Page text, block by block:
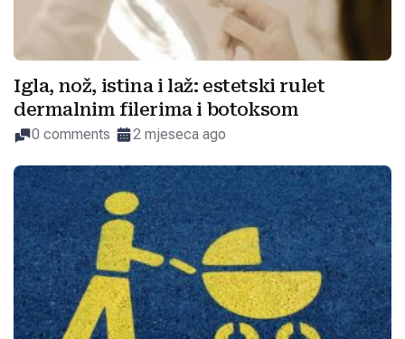
Igla, nož, istina i laž: estetski rulet
dermalnim filerima i botoksom
0 comments 2 mjeseca ago